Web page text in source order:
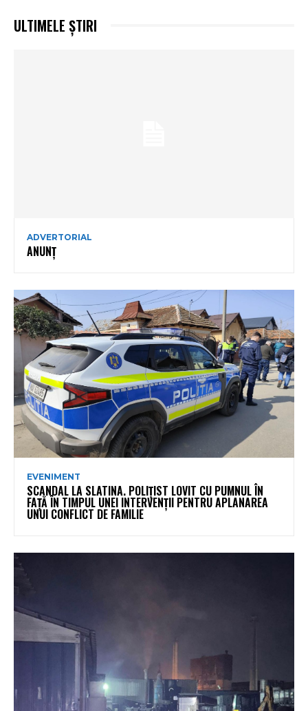
ULTIMELE ȘTIRI
ADVERTORIAL
ANUNȚ
EVENIMENT
SCANDAL LA SLATINA. POLIȚIST LOVIT CU PUMNUL ÎN
FAȚĂ ÎN TIMPUL UNEI INTERVENȚII PENTRU APLANAREA
UNUI CONFLICT DE FAMILIE